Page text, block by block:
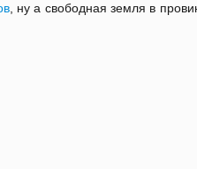
, ну а свободная земля в